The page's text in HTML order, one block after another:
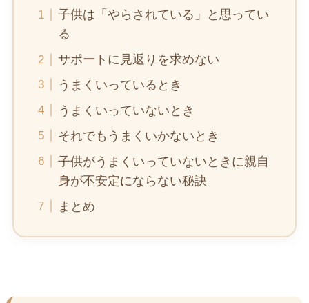
子供は「やらされている」と思ってい
る
サポートに見返りを求めない
うまくいっているとき
うまくいっていないとき
それでもうまくいかないとき
子供がうまくいっていないときに親自
身が不安定にならない秘訣
まとめ